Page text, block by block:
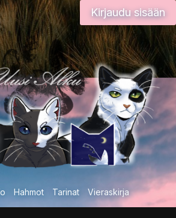
Kirjaudu sisään
Hahmot Tarinat Vieraskirja